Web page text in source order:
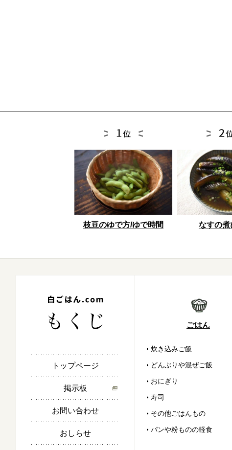
枝豆のゆで方/ゆで時間 なすの煮
トップページ
掲示板
お問い合わせ
おしらせ
ごはん
炊き込みご飯
どんぶりや混ぜご飯
おにぎり
寿司
その他ごはんもの
パンや粉ものの軽食